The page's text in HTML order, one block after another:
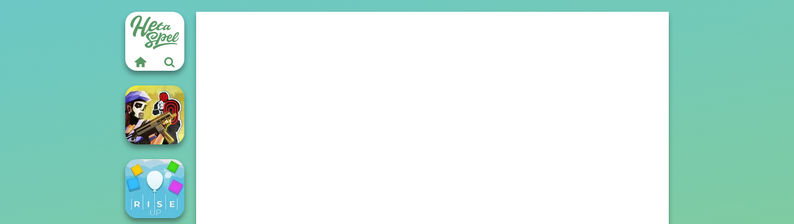
Tom Clancy's
Shootout